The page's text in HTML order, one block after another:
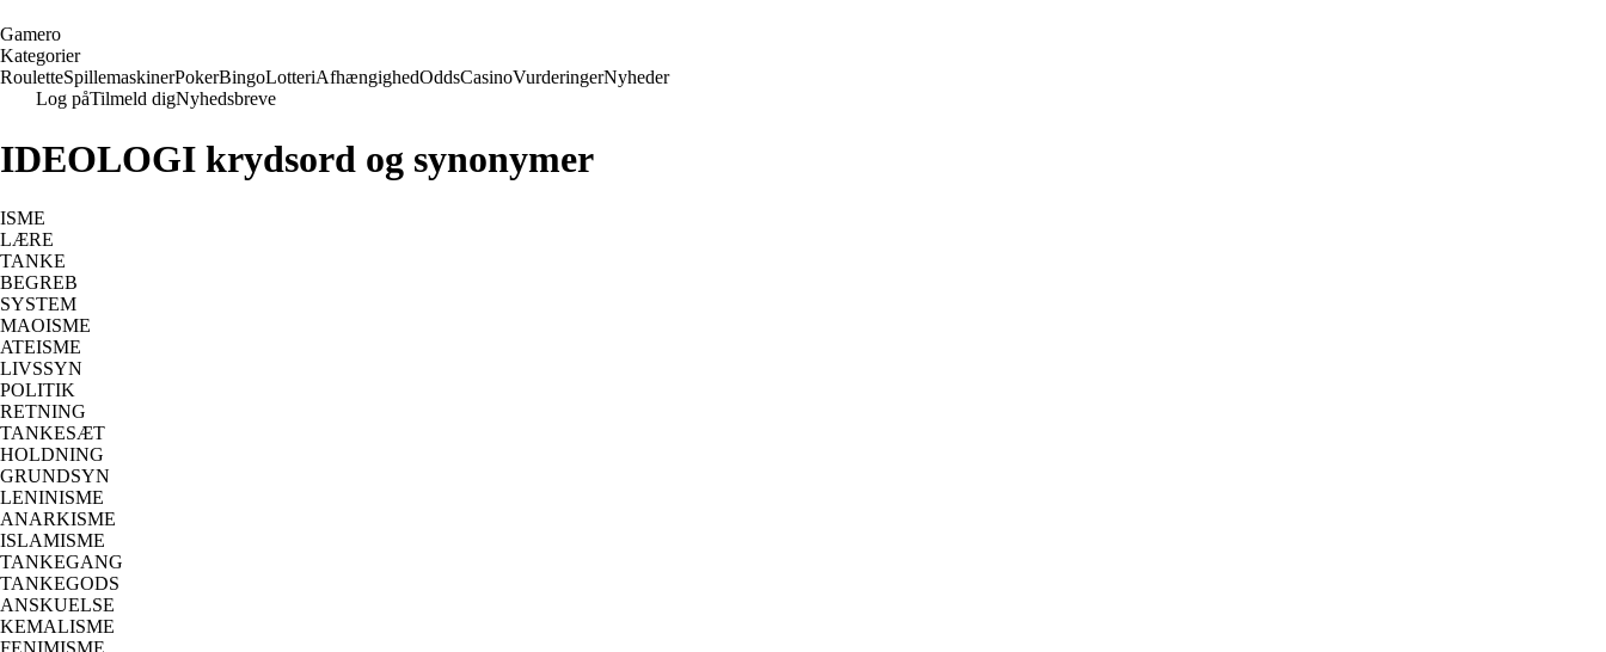
Gamero
Kategorier
RouletteSpillemaskinerPokerBingoLotteriAfhængighedOddsCasinoVurderingerNyheder
Log påTilmeld digNyhedsbreve
IDEOLOGI krydsord og synonymer
ISME
LÆRE
TANKE
BEGREB
SYSTEM
MAOISME
ATEISME
LIVSSYN
POLITIK
RETNING
TANKESÆT
HOLDNING
GRUNDSYN
LENINISME
ANARKISME
ISLAMISME
TANKEGANG
TANKEGODS
ANSKUELSE
KEMALISME
FENIMISME